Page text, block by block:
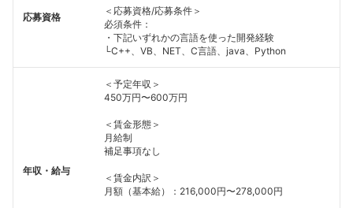
応募資格
＜応募資格/応募条件＞
必須条件：
・下記いずれかの言語を使った開発経験
└C++、VB、NET、C言語、java、Python
年収・給与
＜予定年収＞
450万円〜600万円
＜賃金形態＞
月給制
補足事項なし
＜賃金内訳＞
月額（基本給）：216,000円〜278,000円